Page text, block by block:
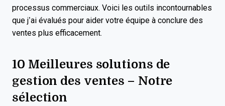
processus commerciaux. Voici les outils incontournables
que j’ai évalués pour aider votre équipe à conclure des
ventes plus efficacement.
10 Meilleures solutions de
gestion des ventes – Notre
sélection